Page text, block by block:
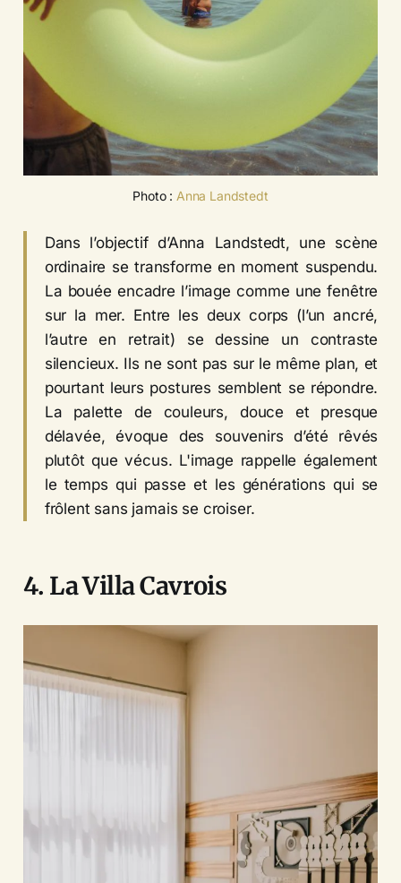
Photo : Anna Landstedt
Dans l’objectif d’Anna Landstedt, une scène
ordinaire se transforme en moment suspendu.
La bouée encadre l’image comme une fenêtre
sur la mer. Entre les deux corps (l’un ancré,
l’autre en retrait) se dessine un contraste
silencieux. Ils ne sont pas sur le même plan, et
pourtant leurs postures semblent se répondre.
La palette de couleurs, douce et presque
délavée, évoque des souvenirs d’été rêvés
plutôt que vécus. L'image rappelle également
le temps qui passe et les générations qui se
frôlent sans jamais se croiser.
4. La Villa Cavrois